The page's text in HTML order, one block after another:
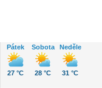
Pátek
27 °C
Sobota
28 °C
Neděle
31 °C